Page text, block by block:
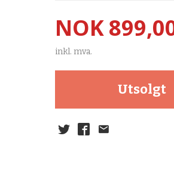
Pris
NOK
inkl. mva.
Utsolgt